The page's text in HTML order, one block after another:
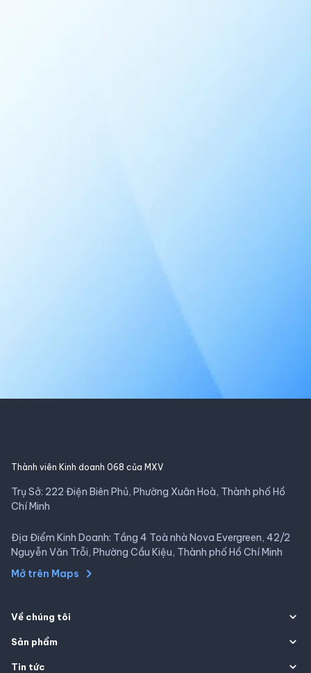
Thành viên Kinh doanh 068 của MXV
Trụ Sở: 222 Điện Biên Phủ, Phường Xuân Hoà, Thành phố Hồ
Chí Minh
Địa Điểm Kinh Doanh: Tầng 4 Toà nhà Nova Evergreen, 42/2
Nguyễn Văn Trỗi, Phường Cầu Kiệu, Thành phố Hồ Chí Minh
Mở trên Maps
Về chúng tôi
Sản phẩm
Tin tức